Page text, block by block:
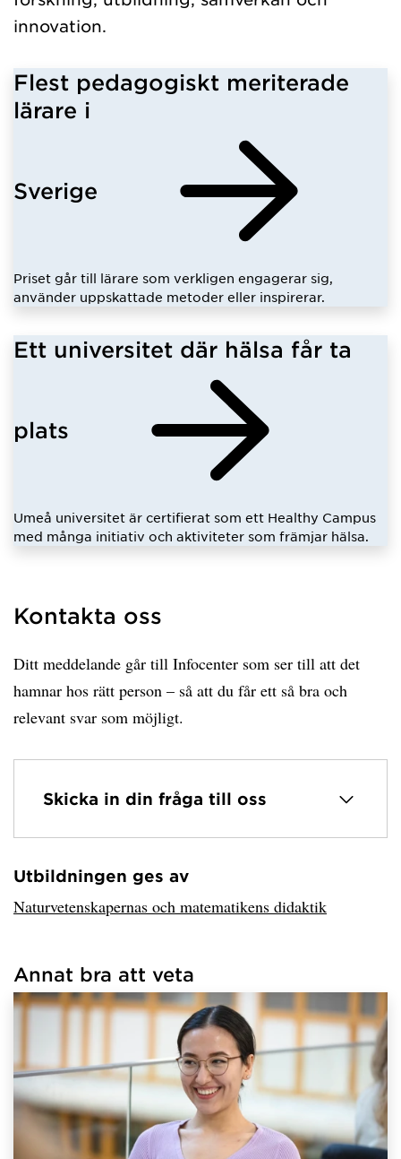
innovation.
Flest pedagogiskt meriterade
lärare i
Sverige
Priset går till lärare som verkligen engagerar sig,
använder uppskattade metoder eller inspirerar.
Ett universitet där hälsa får ta
plats
Umeå universitet är certifierat som ett Healthy Campus
med många initiativ och aktiviteter som främjar hälsa.
Kontakta oss
Ditt meddelande går till Infocenter som ser till att det
hamnar hos rätt person – så att du får ett så bra och
relevant svar som möjligt.
Skicka in din fråga till oss
Har hämtat avsändare.
Utbildningen ges av
Naturvetenskapernas och matematikens didaktik
hämtat länkar.
Annat bra att veta